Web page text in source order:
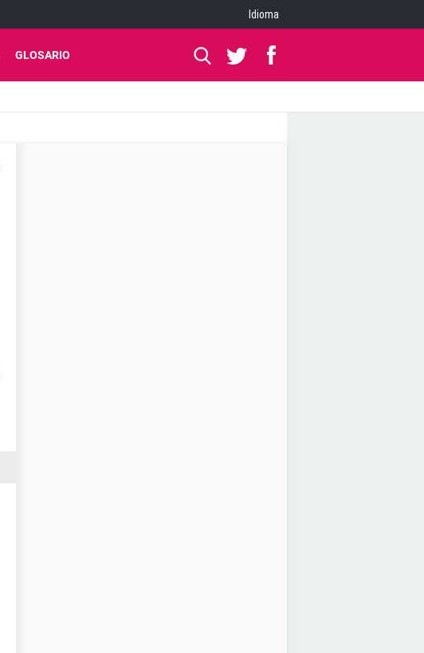
Idioma
GLOSARIO